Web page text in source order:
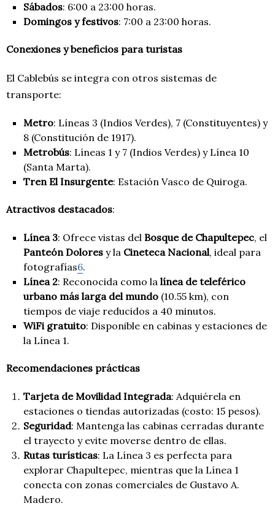
Sábados: 6:00 a 23:00 horas.
Domingos y festivos: 7:00 a 23:00 horas.
Conexiones y beneficios para turistas
El Cablebús se integra con otros sistemas de
transporte:
Metro: Líneas 3 (Indios Verdes), 7 (Constituyentes) y
8 (Constitución de 1917).
Metrobús: Líneas 1 y 7 (Indios Verdes) y Línea 10
(Santa Marta).
Tren El Insurgente: Estación Vasco de Quiroga.
Atractivos destacados:
Línea 3: Ofrece vistas del Bosque de Chapultepec, el
Panteón Dolores y la Cineteca Nacional, ideal para
fotografías6.
Línea 2: Reconocida como la línea de teleférico
urbano más larga del mundo (10.55 km), con
tiempos de viaje reducidos a 40 minutos.
WiFi gratuito: Disponible en cabinas y estaciones de
la Línea 1.
Recomendaciones prácticas
Tarjeta de Movilidad Integrada: Adquiérela en
estaciones o tiendas autorizadas (costo: 15 pesos).
Seguridad: Mantenga las cabinas cerradas durante
el trayecto y evite moverse dentro de ellas.
Rutas turísticas: La Línea 3 es perfecta para
explorar Chapultepec, mientras que la Línea 1
conecta con zonas comerciales de Gustavo A.
Madero.